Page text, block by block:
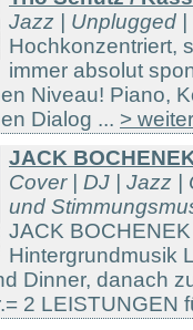
Jazz | Unplugged |
Hochkonzentriert,
immer absolut
Niveau! Piano,
Dialog ... > weiter
JACK
Cover | DJ | Jazz |
und
JACK
Hintergrundmusik
Dinner, danach
2 LEISTUNGEN